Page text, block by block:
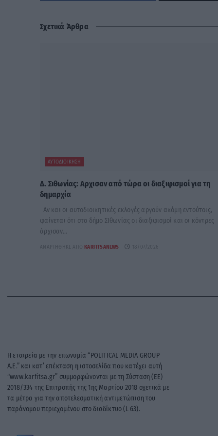
Σχετικά Άρθρα
ΑΥΤΟΔΙΟΊΚΗΣΗ
Δ. Σιθωνίας: Αρχισαν από τώρα οι διαξιφισμοί για τη
δημαρχία
Αν και οι αυτοδιοικητικές εκλογές αργούν ακόμη εντούτοις,
φαίνεται ότι στο δήμο ΣΙθωνίας οι διαξιφισμοί και οι κόντρες
άρχισαν...
ΑΝΑΡΤΉΘΗΚΕ ΑΠΌ KARFITSANEWS 18/07/2026
Η εταιρεία με την επωνυμία “POLITICAL MEDIA GROUP
A.E.” και κατ’ επέκταση η ιστοσελίδα που κατέχει αυτή
“www.karfitsa.gr” συμμορφώνονται με τη Σύσταση (ΕΕ)
2018/334 της Επιτροπής της 1ης Μαρτίου 2018 σχετικά με
τα μέτρα για την αποτελεσματική αντιμετώπιση του
παράνομου περιεχομένου στο διαδίκτυο (L 63).